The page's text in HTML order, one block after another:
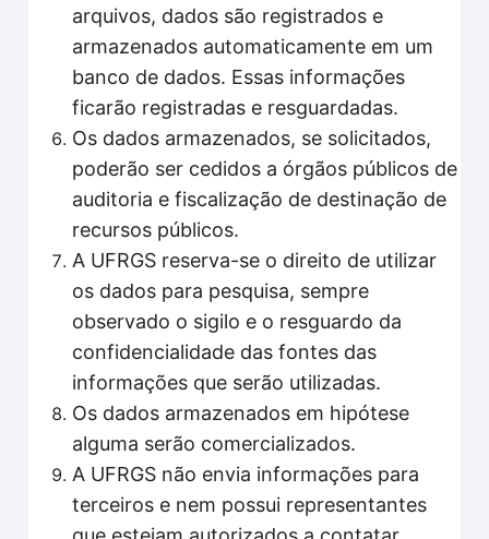
arquivos, dados são registrados e
armazenados automaticamente em um
banco de dados. Essas informações
ficarão registradas e resguardadas.
Os dados armazenados, se solicitados,
poderão ser cedidos a órgãos públicos de
auditoria e fiscalização de destinação de
recursos públicos.
A UFRGS reserva-se o direito de utilizar
os dados para pesquisa, sempre
observado o sigilo e o resguardo da
confidencialidade das fontes das
informações que serão utilizadas.
Os dados armazenados em hipótese
alguma serão comercializados.
A UFRGS não envia informações para
terceiros e nem possui representantes